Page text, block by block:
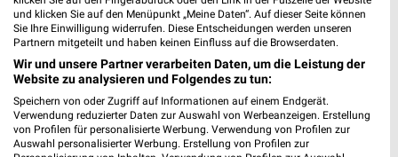
und klicken Sie auf den Menüpunkt „Meine Daten“. Auf dieser Seite können
Sie Ihre Einwilligung widerrufen. Diese Entscheidungen werden unseren
Partnern mitgeteilt und haben keinen Einfluss auf die Browserdaten.
Wir und unsere Partner verarbeiten Daten, um die Leistung der
Website zu analysieren und Folgendes zu tun:
Speichern von oder Zugriff auf Informationen auf einem Endgerät.
Verwendung reduzierter Daten zur Auswahl von Werbeanzeigen. Erstellung
von Profilen für personalisierte Werbung. Verwendung von Profilen zur
Auswahl personalisierter Werbung. Erstellung von Profilen zur